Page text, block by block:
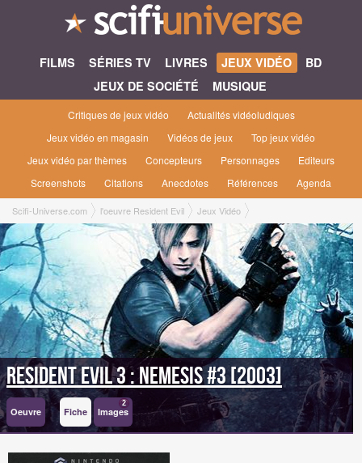
FILMS SÉRIES TV LIVRES JEUX VIDÉO
BD
JEUX DE SOCIÉTÉ
MUSIQUE
Critiques de jeux vidéo
Actualités vidéoludiques
Jeux vidéo en magasin
Vidéos de jeux
Top jeux vidéo
Jeux vidéo par thèmes
Concepteurs Personnages
Editeurs
Screenshots
Citations Anecdotes Références Agenda
Scifi-Universe.com l'oeuvre Resident Evil
Jeux Vidéo
Resident Evil 3 : Nemesis #3 [2003]
Resident Evil 3 : Nemesis #3 [2003]
Oeuvre Fiche Images
2